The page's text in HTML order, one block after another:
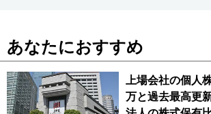
あなたにおすすめ
上場会社の個人
万と過去最高更